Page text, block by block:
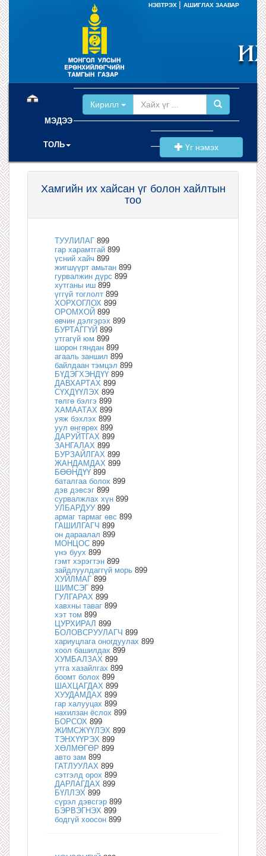
НЭВТРЭХ АШИГЛАХ ЗААВАР
МЭДЭЭ
ТОЛЬ
Кирилл
Үг нэмэх
Хамгийн их хайсан үг болон хайлтын
тоо
ТУУЛИЛАГ 899
гар харамтгай 899
үсний хайч 899
жигшүүрт амьтан 899
гурвалжин дүрс 899
хутганы иш 899
үггүй тоглолт 899
ХОРХОГЛОХ 899
ОРОМХОЙ 899
өвчин дэлгэрэх 899
БУРТАГГҮЙ 899
утгагүй юм 899
шорон гяндан 899
агааль заншил 899
байлдаан тэмцэл 899
БҮДЭГХЭНДҮҮ 899
ДАВХАРТАХ 899
СҮХДҮҮЛЭХ 899
төлгө бэлгэ 899
ХАМААТАХ 899
уяж бэхлэх 899
уул өнгөрөх 899
ДАРУЙТГАХ 899
ЗАНГАЛАХ 899
БУРЗАЙЛГАХ 899
ЖАНДАМДАХ 899
БӨӨНДҮҮ 899
баталгаа болох 899
дэв дэвсэг 899
сурвалжлах хүн 899
УЛБАРДУУ 899
армаг тармаг өвс 899
ГАШИЛГАГЧ 899
он дараалал 899
МОНЦОС 899
үнэ буух 899
гэмт хэрэгтэн 899
зайдлуулдаггүй морь 899
ХУЙЛМАГ 899
ШИМСЭГ 899
ГУЛГАРАХ 899
хавхны таваг 899
хэт том 899
ЦУРХИРАЛ 899
БОЛОВСРУУЛАГЧ 899
хариуцлага оногдуулах 899
хоол башилдах 899
ХУМБАЛЗАХ 899
утга хазайлгах 899
боомт болох 899
ШАХЦАГДАХ 899
ХУУДАМДАХ 899
гар халууцах 899
нахилзан ёслох 899
БОРСОХ 899
ЖИМСЖҮҮЛЭХ 899
ТЭНХҮҮРЭХ 899
ХӨЛМӨГӨР 899
авто зам 899
ГАТЛУУЛАХ 899
сэтгэлд орох 899
ДАРЛАГДАХ 899
БҮЛЛЭХ 899
сүрэл дэвсгэр 899
БЭРВЭГНЭХ 899
бодгүй хоосон 899